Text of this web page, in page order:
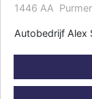
1446 AA
Autobedrijf Alex